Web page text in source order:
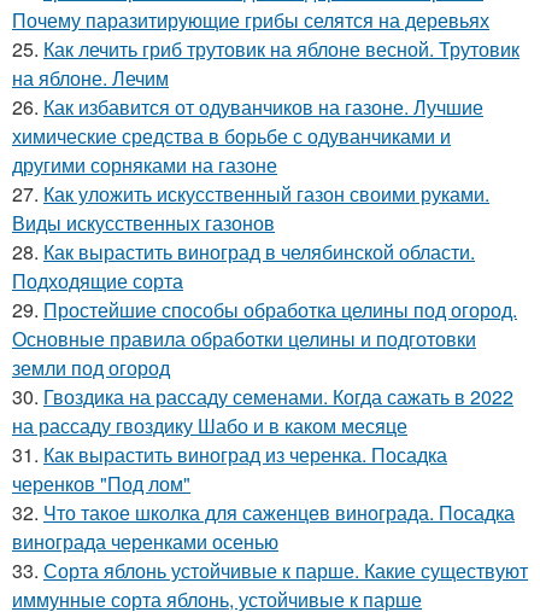
Почему паразитирующие грибы селятся на деревьях
25. Как лечить гриб трутовик на яблоне весной. Трутовик
на яблоне. Лечим
26. Как избавится от одуванчиков на газоне. Лучшие
химические средства в борьбе с одуванчиками и
другими сорняками на газоне
27. Как уложить искусственный газон своими руками.
Виды искусственных газонов
28. Как вырастить виноград в челябинской области.
Подходящие сорта
29. Простейшие способы обработка целины под огород.
Основные правила обработки целины и подготовки
земли под огород
30. Гвоздика на рассаду семенами. Когда сажать в 2022
на рассаду гвоздику Шабо и в каком месяце
31. Как вырастить виноград из черенка. Посадка
черенков "Под лом"
32. Что такое школка для саженцев винограда. Посадка
винограда черенками осенью
33. Сорта яблонь устойчивые к парше. Какие существуют
иммунные сорта яблонь, устойчивые к парше